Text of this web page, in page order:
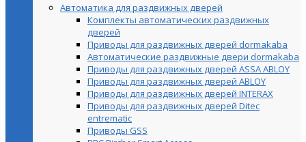
Автоматика для раздвижных дверей
Комплекты автоматических раздвижных
дверей
Приводы для раздвижных дверей dormakaba
Автоматические раздвижные двери dormakaba
Приводы для раздвижных дверей ASSA ABLOY
Приводы для раздвижных дверей ABLOY
Приводы для раздвижных дверей INTERAX
Приводы для раздвижных дверей Ditec
entrematic
Приводы GSS